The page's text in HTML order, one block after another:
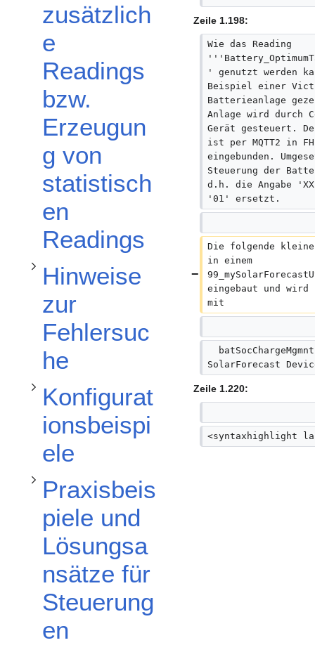
zusätzlich
e
Readings
bzw.
Erzeugun
g von
statistisch
en
Readings
Hinweise
zur
Fehlersuc
he
Unterabschnitt Hinweise zur Fehlersuche umschalten
Konfigurat
ionsbeispi
ele
Unterabschnitt Konfigurationsbeispiele umschalten
Praxisbeis
piele und
Lösungsa
nsätze für
Steuerung
en
Unterabschnitt Praxisbeispiele und Lösungsansätze für Steuerungen umschalten
Zeile 1.198:
Wie das Reading
' genutzt werden
Beispiel einer
Batterieanlage
Anlage wird durch
Gerät gesteuert.
ist per MQTT2 in
eingebunden.
Steuerung der
d.h. die Angabe
'01' ersetzt.
Die folgende
in einem
eingebaut und wird
mit
SolarForecast
Zeile 1.220:
<syntaxhighlight